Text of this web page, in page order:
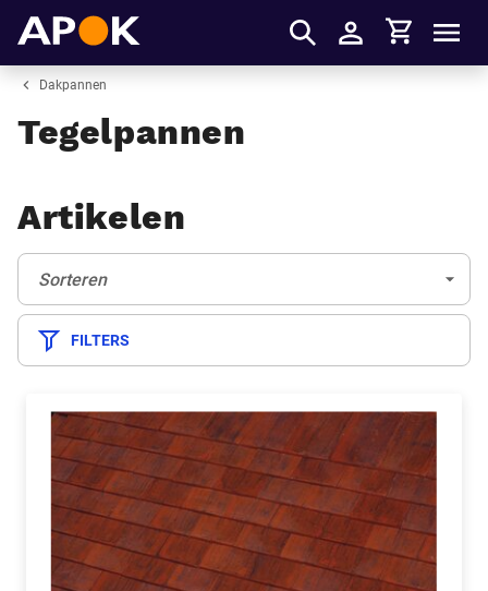
Inloggen
Winkelmandje
Dakpannen
Tegelpannen
Artikelen
Sorteren:
Sorteren
FILTERS